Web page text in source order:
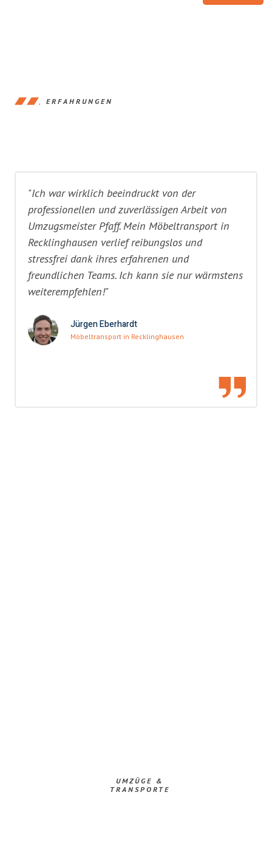
ERFAHRUNGEN
"Ich war wirklich beeindruckt von der
professionellen und zuverlässigen Arbeit von
Umzugsmeister Pfaff. Mein Möbeltransport in
Recklinghausen verlief reibungslos und
stressfrei dank ihres erfahrenen und
freundlichen Teams. Ich kann sie nur wärmstens
weiterempfehlen!"
Jürgen Eberhardt
Möbeltransport in Recklinghausen
UMZÜGE &
TRANSPORTE